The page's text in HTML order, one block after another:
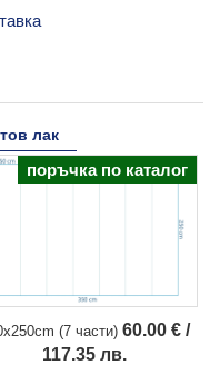
лак
поръчка по каталог
(7 части) 60.00 € /
117.35 лв.